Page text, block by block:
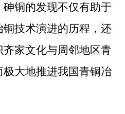
铜的发现不仅有助于
技术演进的历程，还
家文化与周邻地区青
大地推进我国青铜冶